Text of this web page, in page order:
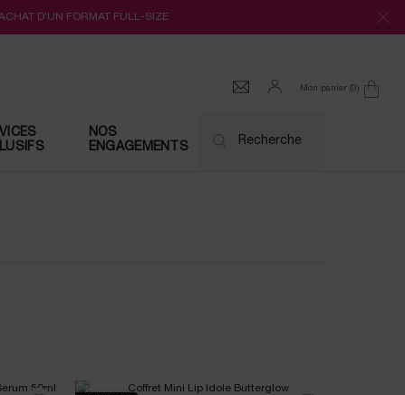
D’UN FORMAT FULL-SIZE
Mon panier 0
0 produit
NOS
ENGAGEMENTS
Recherche